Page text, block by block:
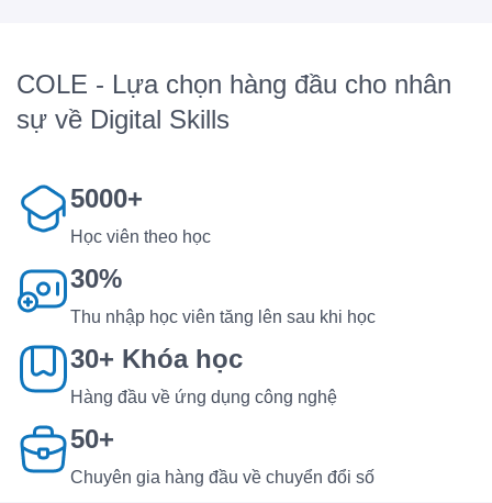
COLE - Lựa chọn hàng đầu cho nhân
sự về Digital Skills
5000+
Học viên theo học
30%
Thu nhập học viên tăng lên sau khi học
30+ Khóa học
Hàng đầu về ứng dụng công nghệ
50+
Chuyên gia hàng đầu về chuyển đổi số